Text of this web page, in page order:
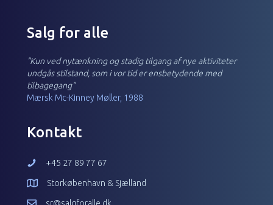
Salg for alle
"Kun ved nytænkning og stadig tilgang af nye aktiviteter
undgås stilstand, som i vor tid er ensbetydende med
tilbagegang"
Mærsk Mc-Kinney Møller, 1988
Kontakt
+45 27 89 77 67
Storkøbenhavn & Sjælland